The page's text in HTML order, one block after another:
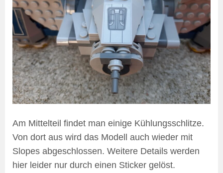
Am Mittelteil findet man einige Kühlungsschlitze.
Von dort aus wird das Modell auch wieder mit
Slopes abgeschlossen. Weitere Details werden
hier leider nur durch einen Sticker gelöst.